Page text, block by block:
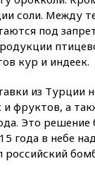
соли. Между
под
кур и индеек.
из Турции
фруктов, а
Это решение
года в небе
российский